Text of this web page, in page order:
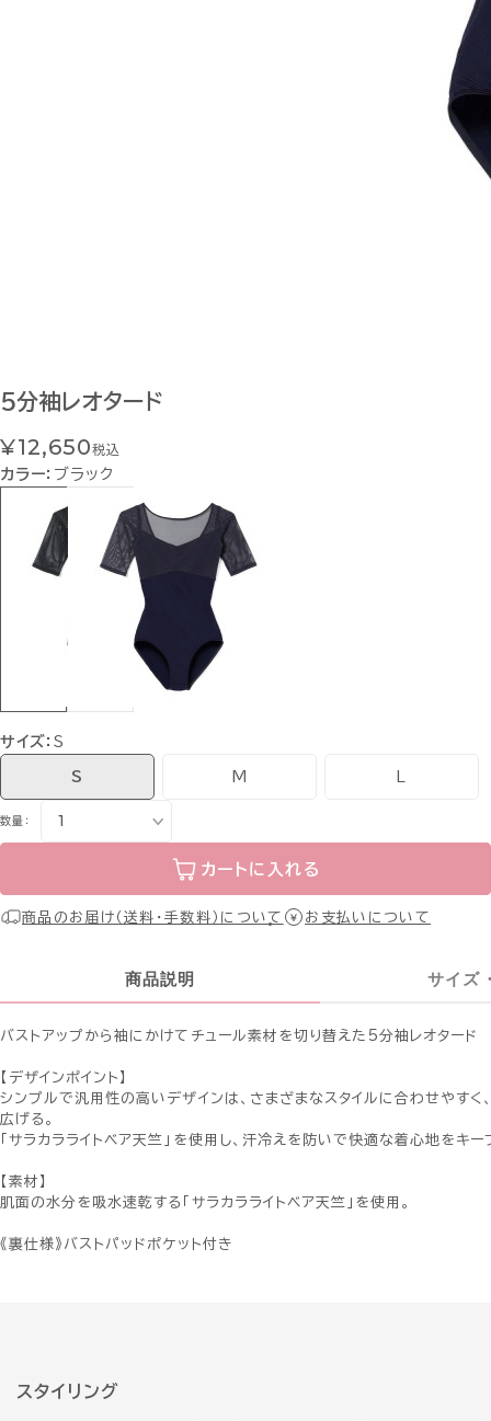
5分袖レオタード
¥12,650税込
カラー： ブラック
サイズ：S
S M
数量：
カートに入れる
商品のお届け（送料・手数料）について お支払いについて
商品説明 サイズ
バストアップから袖にかけてチュール素材を切り替えた5分袖レオタード
【デザインポイント】
シンプルで汎用性の高いデザインは、さまざまなスタイルに合わせやすく
広げる。
「サラカラライトベア天竺」を使用し、汗冷えを防いで快適な着心地をキー
【素材】
肌面の水分を吸水速乾する「サラカラライトベア天竺」を使用。
《裏仕様》バストパッドポケット付き
スタイリング